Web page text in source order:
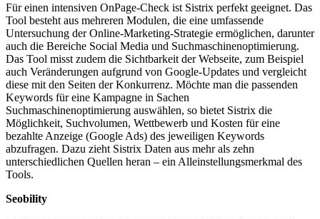
Für einen intensiven OnPage-Check ist Sistrix perfekt geeignet. Das
Tool besteht aus mehreren Modulen, die eine umfassende
Untersuchung der Online-Marketing-Strategie ermöglichen, darunter
auch die Bereiche Social Media und Suchmaschinenoptimierung.
Das Tool misst zudem die Sichtbarkeit der Webseite, zum Beispiel
auch Veränderungen aufgrund von Google-Updates und vergleicht
diese mit den Seiten der Konkurrenz. Möchte man die passenden
Keywords für eine Kampagne in Sachen
Suchmaschinenoptimierung auswählen, so bietet Sistrix die
Möglichkeit, Suchvolumen, Wettbewerb und Kosten für eine
bezahlte Anzeige (Google Ads) des jeweiligen Keywords
abzufragen. Dazu zieht Sistrix Daten aus mehr als zehn
unterschiedlichen Quellen heran – ein Alleinstellungsmerkmal des
Tools.
Seobility